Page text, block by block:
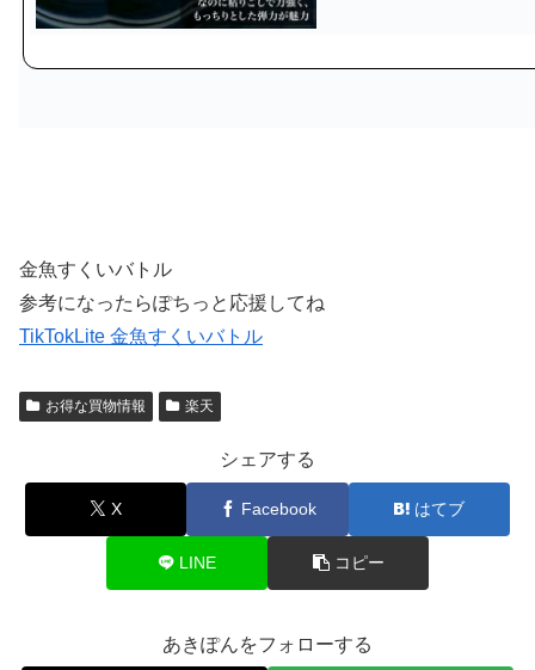
金魚すくいバトル
参考になったらぽちっと応援してね
TikTokLite 金魚すくいバトル
お得な買物情報 楽天
シェアする
X Facebook はてブ
LINE コピー
あきぽんをフォローする